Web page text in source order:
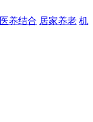
医养结合 居家养老 机